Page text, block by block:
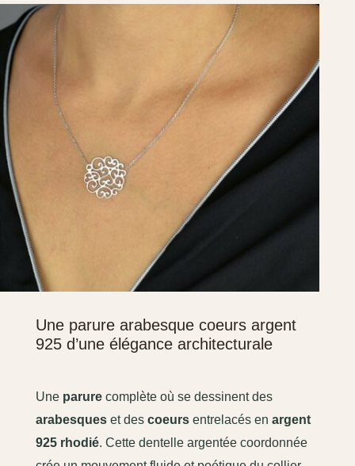
Une parure arabesque coeurs argent
925 d’une élégance architecturale
Une parurecomplète où se dessinent des
arabesqueset des coeursentrelacés en argent
925 rhodié. Cette dentelle argentée coordonnée